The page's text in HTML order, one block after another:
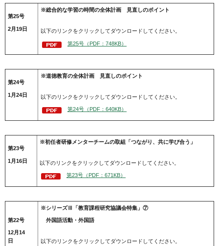
第25号
2月19日
※総合的な学習の時間の全体計画 見直しのポイント
以下のリンクをクリックしてダウンロードしてください。
第25号（PDF：748KB）
第24号
1月24日
※道徳教育の全体計画 見直しのポイント
以下のリンクをクリックしてダウンロードしてください。
第24号（PDF：640KB）
第23号
1月16日
※初任者研修メンターチームの取組「つながり、共に学び合う」
以下のリンクをクリックしてダウンロードしてください。
第23号（PDF：671KB）
第22号
12月14
日
※シリーズⅢ「教育課程研究協議会特集」⑦
外国語活動・外国語
以下のリンクをクリックしてダウンロードしてください。